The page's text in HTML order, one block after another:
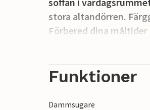
stora altandörren.
Förbered dina
matbordet. På kvällen
terrasserna, antingen
Funktioner
Dammsugare